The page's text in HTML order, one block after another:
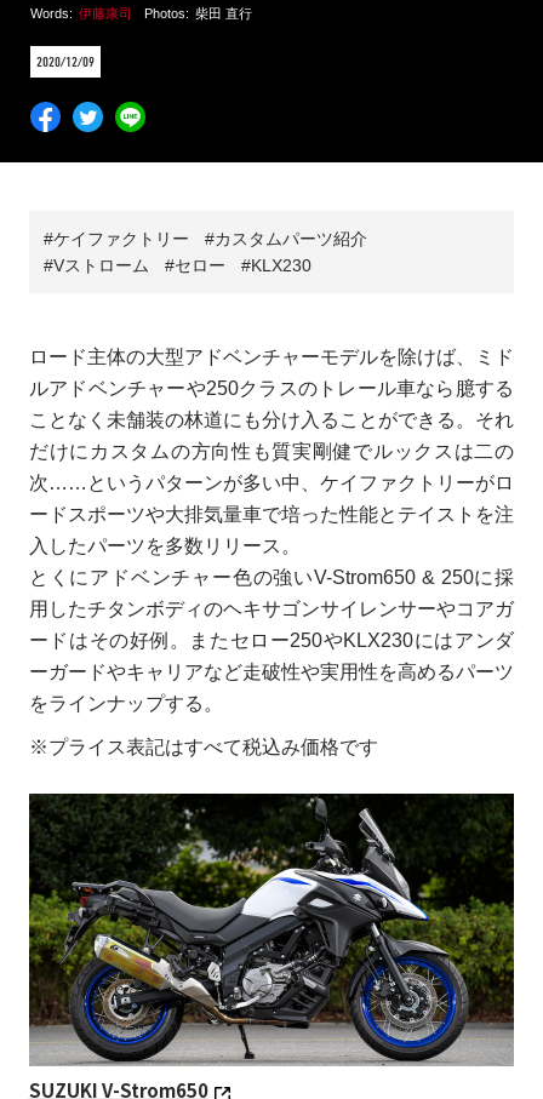
Words: 伊藤康司 Photos: 柴田 直行
2020/12/09
ケイファクトリー
カスタムパーツ紹介
Vストローム
セロー KLX230
ロード主体の大型アドベンチャーモデルを除けば、ミド
ルアドベンチャーや250クラスのトレール車なら臆する
ことなく未舗装の林道にも分け入ることができる。それ
だけにカスタムの方向性も質実剛健でルックスは二の
次……というパターンが多い中、ケイファクトリーがロ
ードスポーツや大排気量車で培った性能とテイストを注
入したパーツを多数リリース。
とくにアドベンチャー色の強いV-Strom650 & 250に採
用したチタンボディのヘキサゴンサイレンサーやコアガ
ードはその好例。またセロー250やKLX230にはアンダ
ーガードやキャリアなど走破性や実用性を高めるパーツ
をラインナップする。
※プライス表記はすべて税込み価格です
SUZUKI V-Strom650